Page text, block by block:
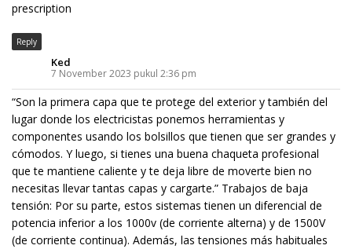
prescription
Reply
Ked
7 November 2023 pukul 2:36 pm
“Son la primera capa que te protege del exterior y también del
lugar donde los electricistas ponemos herramientas y
componentes usando los bolsillos que tienen que ser grandes y
cómodos. Y luego, si tienes una buena chaqueta profesional
que te mantiene caliente y te deja libre de moverte bien no
necesitas llevar tantas capas y cargarte.” Trabajos de baja
tensión: Por su parte, estos sistemas tienen un diferencial de
potencia inferior a los 1000v (de corriente alterna) y de 1500V
(de corriente continua). Además, las tensiones más habituales